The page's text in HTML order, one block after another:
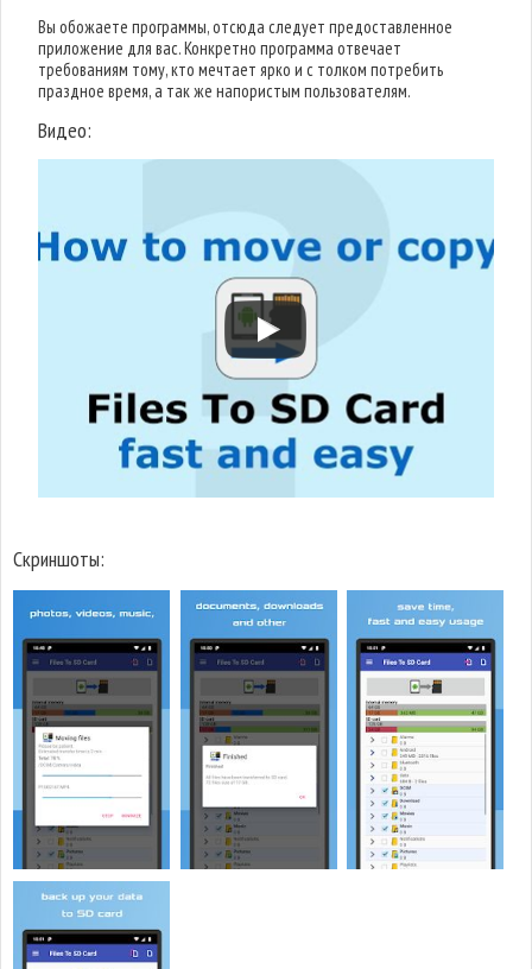
Вы обожаете программы, отсюда следует предоставленное
приложение для вас. Конкретно программа отвечает
требованиям тому, кто мечтает ярко и с толком потребить
праздное время, а так же напористым пользователям.
Видео:
Скриншоты: